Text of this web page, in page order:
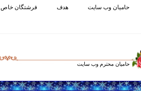
حامیان وب سایت هدف فرشتگان خاص
حامیان محترم وب سایت